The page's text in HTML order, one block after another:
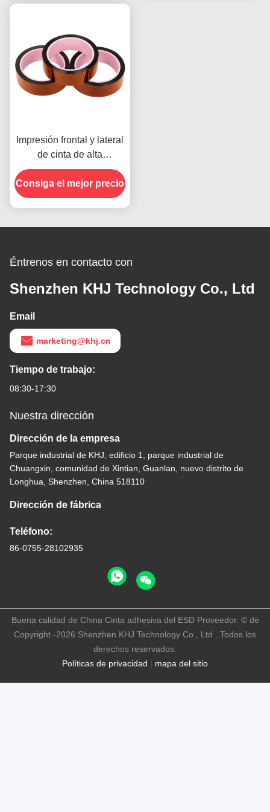
Impresión frontal y lateral
de cinta de alta
temperatura para el
producto en stock
Consiga el mejor precio
Éntrenos en contacto con
Shenzhen KHJ Technology Co., Ltd
Email
marketing@khj.cn
Tiempo de trabajo:
08:30-17:30
Nuestra dirección
Dirección de la empresa
Parque industrial de KHJ, edificio 1, parque industrial de
Chuangxin, comunidad de Xintian, Guanlan, nuevo distrito de
Longhua, Shenzhen, China 518110
Dirección de fábrica
Teléfono:
86-0755-28102935
Políticas de privacidad | mapa del sitio
Buena calidad de China Cinta adhesiva del ESD Proveedor. © de
Copyright -2026 Shenzhen KHJ Technology Co., Ltd . Todos los
derechos reservados.